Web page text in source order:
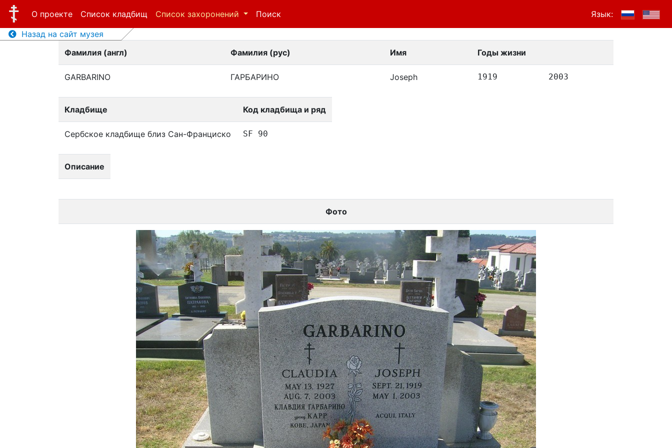
О проекте Список кладбищ Список захоронений Поиск
Язык:
Назад на сайт музея
Фамилия (англ)
Фамилия (рус) Имя Годы жизни
GARBARINO ГАРБАРИНО Joseph 1919 2003
Кладбище Код кладбища и ряд
Сербское кладбище близ Сан-Франциско SF 90
Описание
Фото